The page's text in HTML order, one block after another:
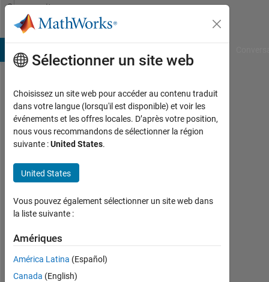
Passer au contenu
Community
Profile
Sourabh
Last
seen:
environ
un an il
y a
Actif
depuis
0
Sélectionner un site web
Choisissez un site web pour accéder au contenu traduit
dans votre langue (lorsqu'il est disponible) et voir les
événements et les offres locales. D’après votre position,
nous vous recommandons de sélectionner la région
suivante :United States.
United States
Vous pouvez également sélectionner un site web dans
la liste suivante :
Amériques
América Latina (Español)
Canada (English)